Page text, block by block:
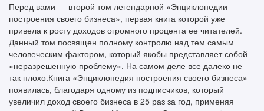
Перед вами — второй том легендарной «Энциклопедии
построения своего бизнеса», первая книга которой уже
привела к росту доходов огромного процента ее читателей.
Данный том посвящен полному контролю над тем самым
человеческим фактором, который якобы представляет собой
«неразрешенную проблему». На самом деле все далеко не
так плохо.Книга «Энциклопедия построения своего бизнеса»
появилась, благодаря одному из подписчиков, который
увеличил доход своего бизнеса в 25 раз за год, применяя